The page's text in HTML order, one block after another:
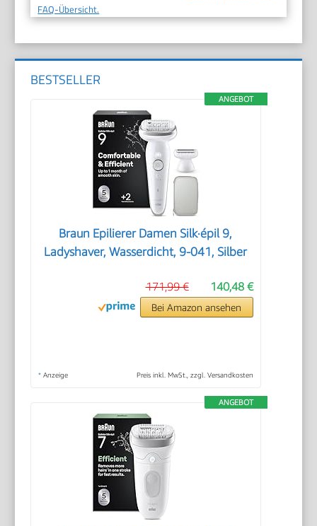
FAQ-Übersicht.
BESTSELLER
ANGEBOT
Braun Epilierer Damen Silk·épil 9,
Ladyshaver, Wasserdicht, 9-041, Silber
140,48 €
171,99 €
Bei Amazon ansehen
* Anzeige Preis inkl. MwSt., zzgl. Versandkosten
ANGEBOT